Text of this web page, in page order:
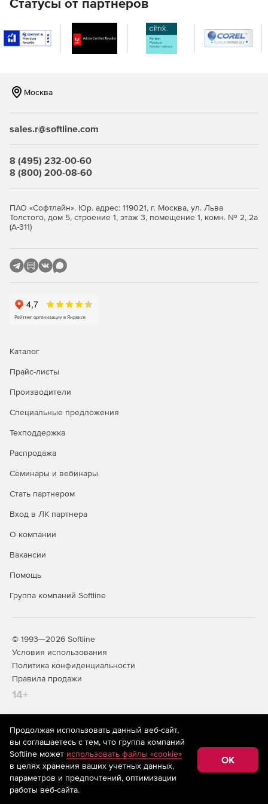
Настройки расчета и печати
Все настройки расчета и печати в одном месте.
Подсказки, объясняющие значение настроек.
Окно с сообщением о ходе выполнения операции
Все иконки в программе имеют подписи.
Итоги по разделу и смете всегда на экране.
ресурсный, ресурсно-индексный.
Фильтр (поиск) в смете и акте.
Окно «Акт выполненных работ»
Задание общего процента выполнения по всей смете
Графическое отображение закрытия по каждой
Дополнительные возможности
Редактор стандартных сметных отчетов.
Поиск в смете и актах.
Автоматический расчет массы строительного мусора
Добавление расценок, материалов и механизмов
списком из внешних документов (из буфера обмена
Windows, Excel, Word и др.).
Статусы от партнеров
Москва
sales.r@softline.com
8 (495) 232-00-60
8 (800) 200-08-60
ПАО «Софтлайн». Юр. адрес: 119021, г. Москва, ул. Льва
Толстого, дом 5, строение 1, этаж 3, помещение 1, комн. № 2, 2а
(А-311)
Каталог
Прайс-листы
Производители
Специальные предложения
Техподдержка
Распродажа
Семинары и вебинары
Стать партнером
Вход в ЛК партнера
О компании
Вакансии
Помощь
Группа компаний Softline
© 1993—2026 Softline
Условия использования
Политика конфиденциальности
Правила продажи
14+
На информационном ресурсе store.softline.ru применяются
рекомендательные технологии(информационные технологии
предоставления информации на основе сбора,
систематизации и анализа сведений, относящихся к
предпочтениям пользователей сети «Интернет»,
находящихся на территории Российской Федерации)
Продолжая использовать данный веб-сайт,
вы соглашаетесь с тем, что группа компаний
Softline может использовать файлы «cookie»
в целях хранения ваших учетных данных,
параметров и предпочтений, оптимизации
работы веб-сайта.
OK